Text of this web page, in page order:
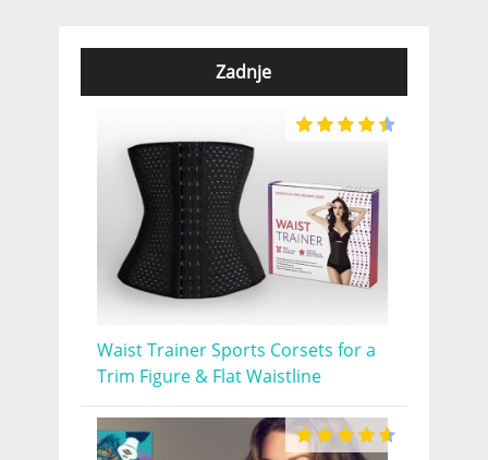
Zadnje
Waist Trainer Sports Corsets for a
Trim Figure & Flat Waistline